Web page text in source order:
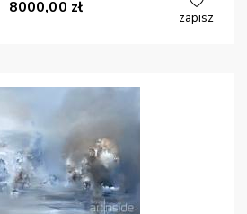
8000,00 zł
zapisz